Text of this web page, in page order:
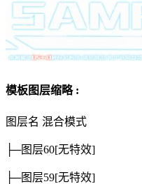
模板图层缩略 :
图层名 混合模式
├─图层60[无特效]
├─图层59[无特效]